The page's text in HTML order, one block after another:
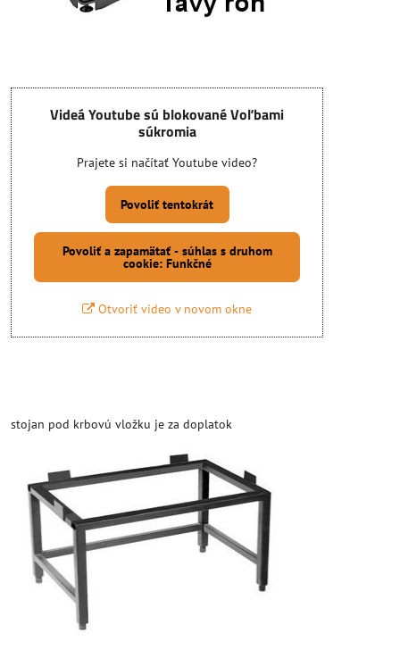
Videá Youtube sú blokované Voľbami
súkromia
Prajete si načítať Youtube video?
Povoliť tentokrát
Povoliť a zapamätať - súhlas s druhom
cookie: Funkčné
Otvoriť video v novom okne
stojan pod krbovú vložku je za doplatok